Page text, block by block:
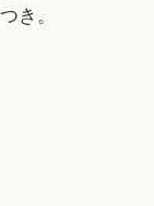
き。